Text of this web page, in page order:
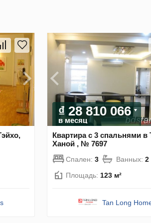
₫ 28 810 066
в месяц
Квартира с 3 спальнями в
Ханой , № 7697
Спален: 3 Ванных: 2
Площадь: 123 м²
Tan Long